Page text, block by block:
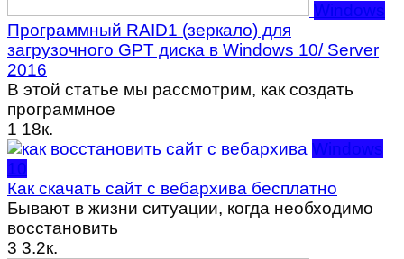
Windows
Программный RAID1 (зеркало) для
загрузочного GPT диска в Windows 10/ Server
2016
В этой статье мы рассмотрим, как создать
программное
1 18к.
Windows
10
Как скачать сайт с вебархива бесплатно
Бывают в жизни ситуации, когда необходимо
восстановить
3 3.2к.